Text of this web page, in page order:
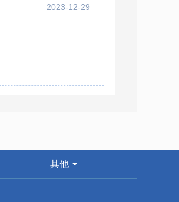
2023-12-29
其他